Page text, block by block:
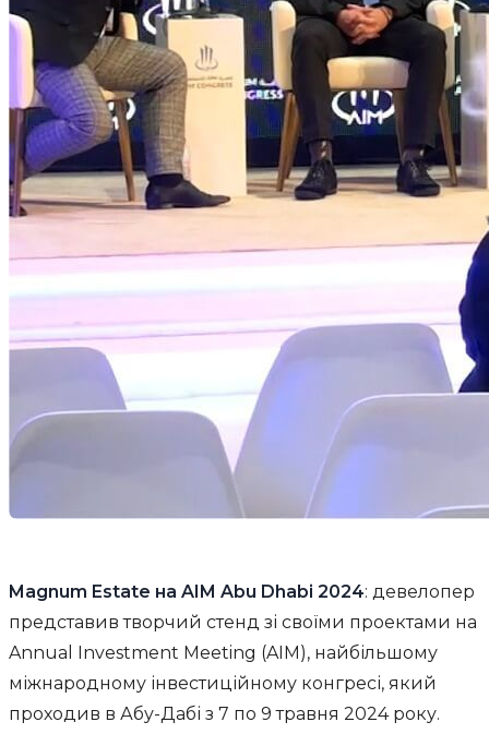
Magnum Estate на AIM Abu Dhabi 2024: девелопер
представив творчий стенд зі своїми проектами на
Annual Investment Meeting (AIM), найбільшому
міжнародному інвестиційному конгресі, який
проходив в Абу-Дабі з 7 по 9 травня 2024 року.